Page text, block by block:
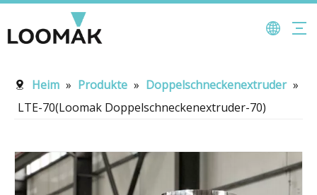
Heim » Produkte » Doppelschneckenextruder »
LTE-70(Loomak Doppelschneckenextruder-70)